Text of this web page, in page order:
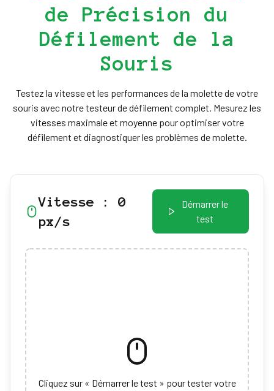
de Précision du
Défilement de la
Souris
Testez la vitesse et les performances de la molette de votre
souris avec notre testeur de défilement complet. Mesurez les
vitesses maximale et moyenne pour optimiser votre
défilement et diagnostiquer les problèmes de molette.
Vitesse :
0
px/s
Démarrer le
test
Cliquez sur « Démarrer le test » pour tester votre